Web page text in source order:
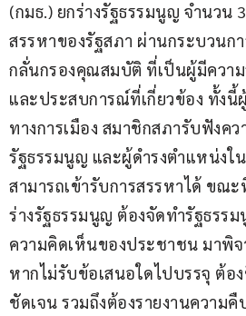
(กมธ.) ยกร่างรัฐธรรมนูญ จำนวน
สรรหาของรัฐสภา ผ่านกระบวนก
กลั่นกรองคุณสมบัติ ที่เป็นผู้มีควา
และประสบการณ์ที่เกี่ยวข้อง ทั้งนี้
ทางการเมือง สมาชิกสภารับฟังค
รัฐธรรมนูญ และผู้ดำรงตำแหน่งใ
สามารถเข้ารับการสรรหาได้ ขณ
ร่างรัฐธรรมนูญ ต้องจัดทำรัฐธรร
ความคิดเห็นของประชาชน มาพิ
หากไม่รับข้อเสนอใดไปบรรจุ ต้อ
ชัดเจน รวมถึงต้องรายงานความ